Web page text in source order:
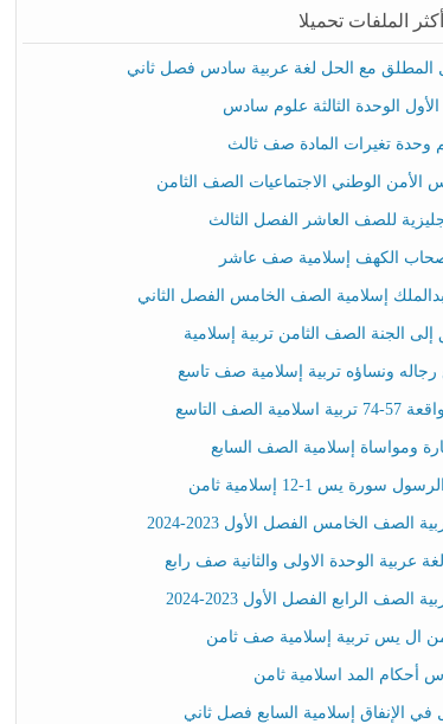
أكثر الملفات تحميلا
المطلق مع الحل لغة عربية سادس فصل ثاني
الوحدة الثالثة علوم سادس
وحدة تغيرات المادة صف ثالث
الأمن الوطني الاجتماعيات الصف الثامن
للصف العاشر الفصل الثالث
الكهف إسلامية صف عاشر
إسلامية الصف الخامس الفصل الثاني
الجنة الصف الثامن تربية إسلامية
ونساؤه تربية إسلامية صف تاسع
الصف التاسع
ومواساة إسلامية الصف السابع
يس 1-12 إسلامية ثامن
الصف الخامس الفصل الأول 2023-2024
عربية الوحدة الاولى والثانية صف رابع
الرابع الفصل الأول 2023-2024
ال يس تربية إسلامية صف ثامن
أحكام المد اسلامية ثامن
الإنفاق إسلامية السابع فصل ثاني